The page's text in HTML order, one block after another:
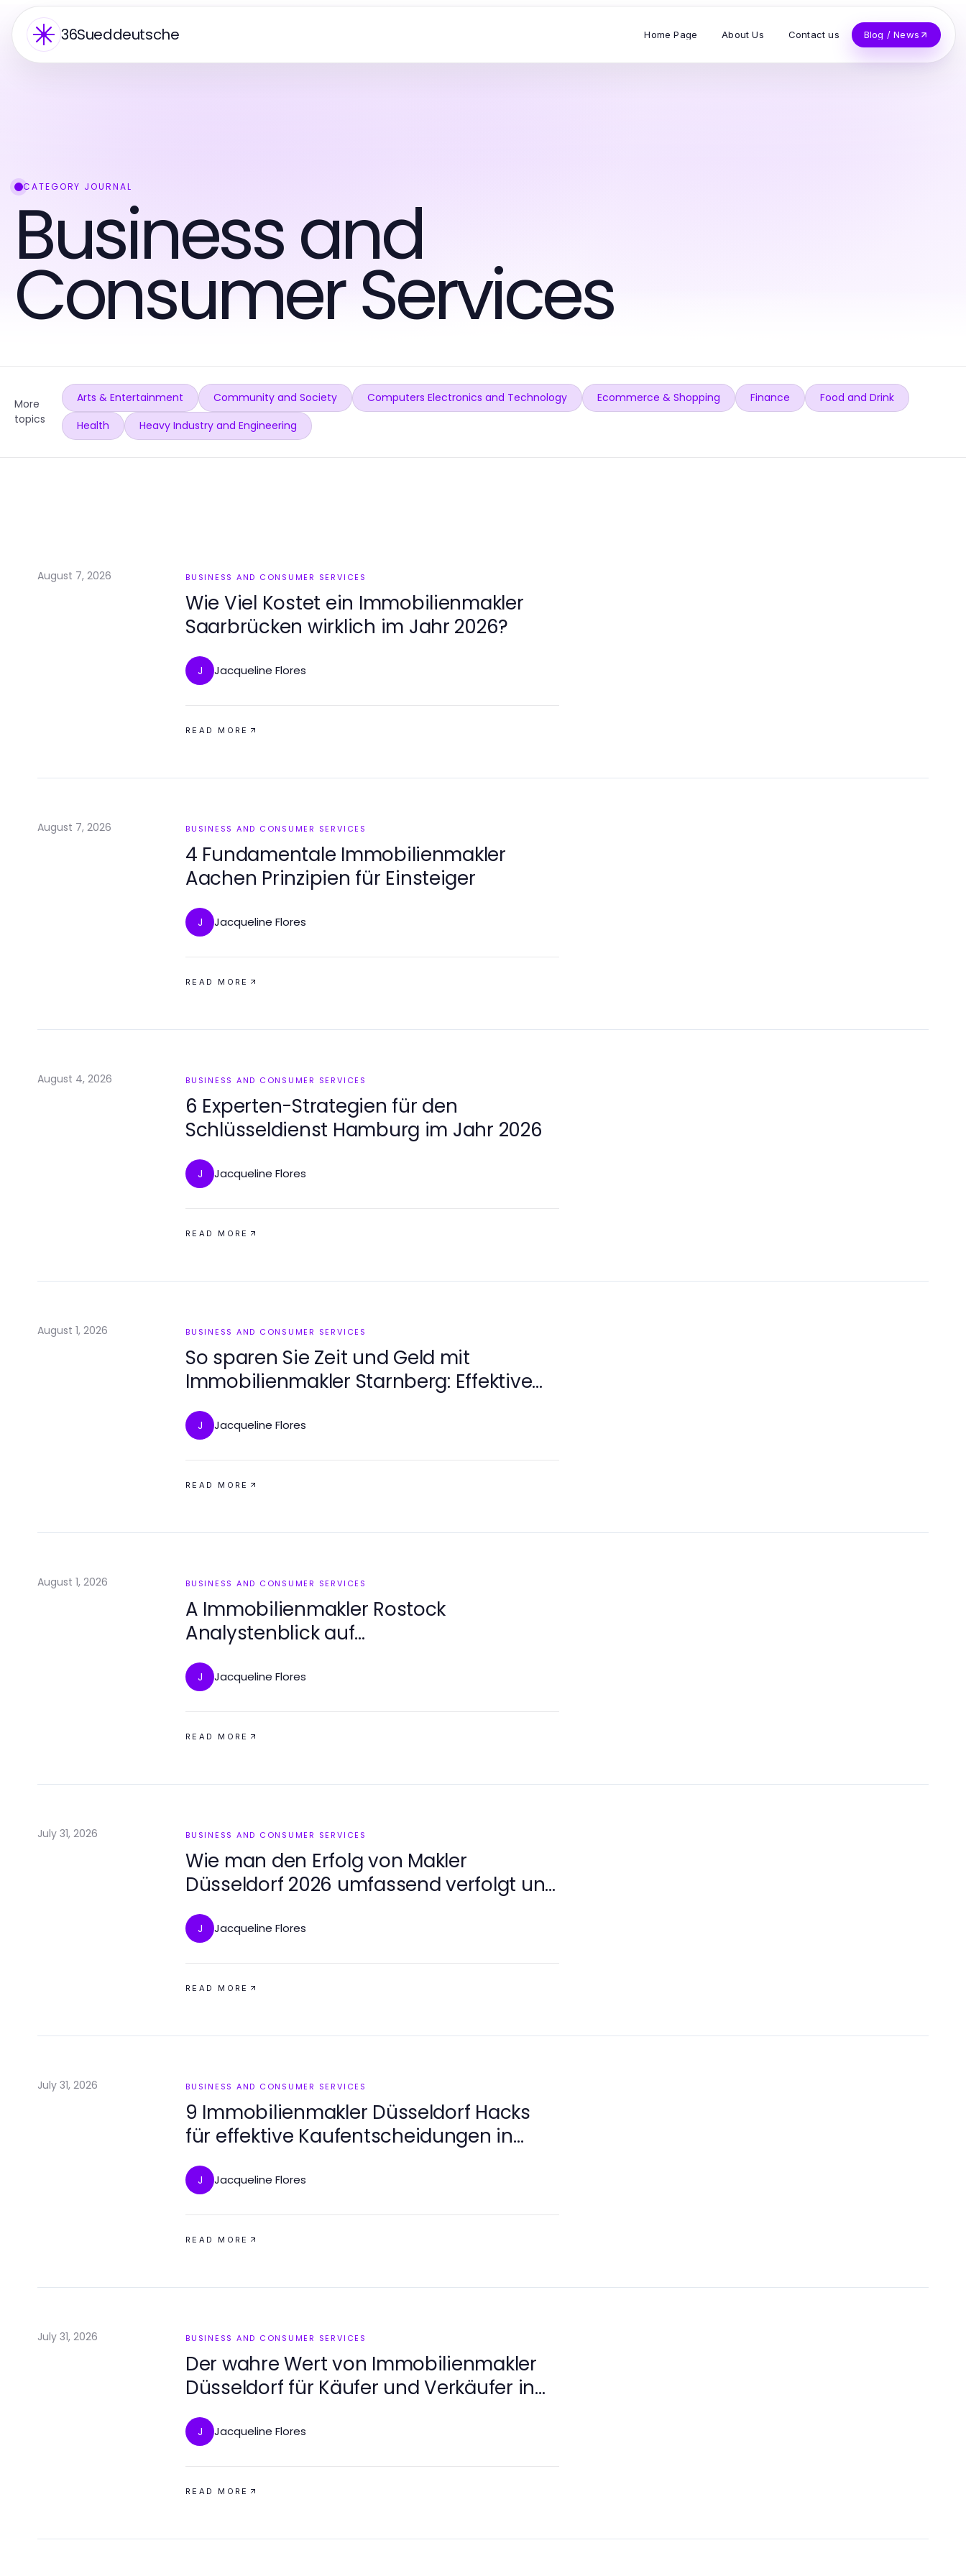
36Sueddeutsche Home Page About Us Contact us Blog / News
CATEGORY JOURNAL
Business and
Consumer Services
More
topics
Arts & Entertainment Community and Society Computers Electronics and Technology Ecommerce & Shopping Finance
Food and Drink
Health
Heavy Industry and Engineering
August 7, 2026 BUSINESS AND CONSUMER SERVICES
Wie Viel Kostet ein Immobilienmakler
Saarbrücken wirklich im Jahr 2026?
J Jacqueline Flores
READ MORE
August 7, 2026 BUSINESS AND CONSUMER SERVICES
4 Fundamentale Immobilienmakler
Aachen Prinzipien für Einsteiger
J Jacqueline Flores
READ MORE
August 4, 2026 BUSINESS AND CONSUMER SERVICES
6 Experten-Strategien für den
Schlüsseldienst Hamburg im Jahr 2026
J Jacqueline Flores
READ MORE
August 1, 2026 BUSINESS AND CONSUMER SERVICES
So sparen Sie Zeit und Geld mit
Immobilienmakler Starnberg: Effektive
Strategien für 2026
J Jacqueline Flores
READ MORE
August 1, 2026 BUSINESS AND CONSUMER SERVICES
A Immobilienmakler Rostock
Analystenblick auf
Immobilienkauftrends 2026
J Jacqueline Flores
READ MORE
July 31, 2026 BUSINESS AND CONSUMER SERVICES
Wie man den Erfolg von Makler
Düsseldorf 2026 umfassend verfolgt und
misst
J Jacqueline Flores
READ MORE
July 31, 2026 BUSINESS AND CONSUMER SERVICES
9 Immobilienmakler Düsseldorf Hacks
für effektive Kaufentscheidungen in
2026
J Jacqueline Flores
READ MORE
July 31, 2026 BUSINESS AND CONSUMER SERVICES
Der wahre Wert von Immobilienmakler
Düsseldorf für Käufer und Verkäufer in
2026
J Jacqueline Flores
READ MORE